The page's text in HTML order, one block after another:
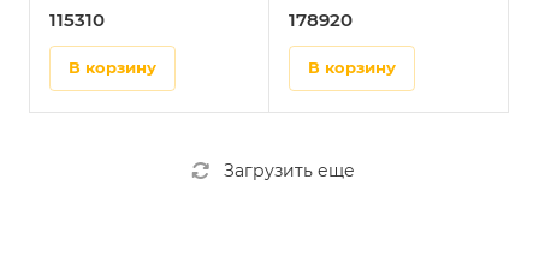
115310
в корзину
178920
в корзину
Загрузить еще